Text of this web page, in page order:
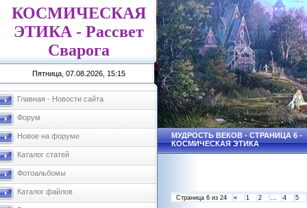
КОСМИЧЕСКАЯ
ЭТИКА - Рассвет
Сварога
Пятница, 07.08.2026, 15:15
Главная - Новости сайта
Форум
Новое на форуме
Каталог статей
Фотоальбомы
Каталог файлов
МУДРОСТЬ ВЕКОВ - СТРАНИЦА 6 -
КОСМИЧЕСКАЯ ЭТИКА
Страница 6 из 24 « 1 2 … 4 5